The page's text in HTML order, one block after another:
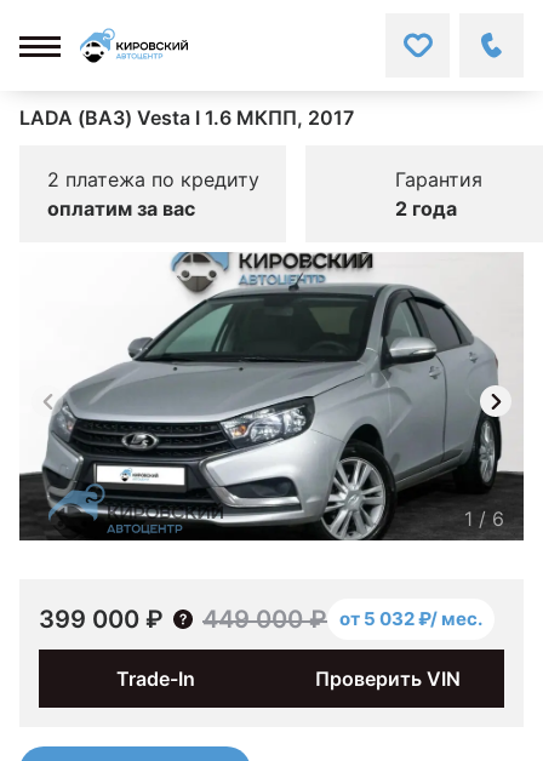
LADA (ВАЗ) Vesta I 1.6 МКПП, 2017
2 платежа по кредиту
оплатим за вас
Гарантия
2 года
1 / 6
399 000 ₽ 449 000 ₽ от 5 032 ₽/ мес.
Trade-In Проверить VIN